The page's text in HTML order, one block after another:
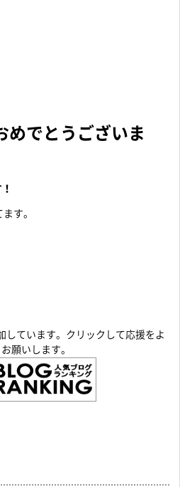
めでとうございま
す。
しています。クリックして応援をよ
願いします。